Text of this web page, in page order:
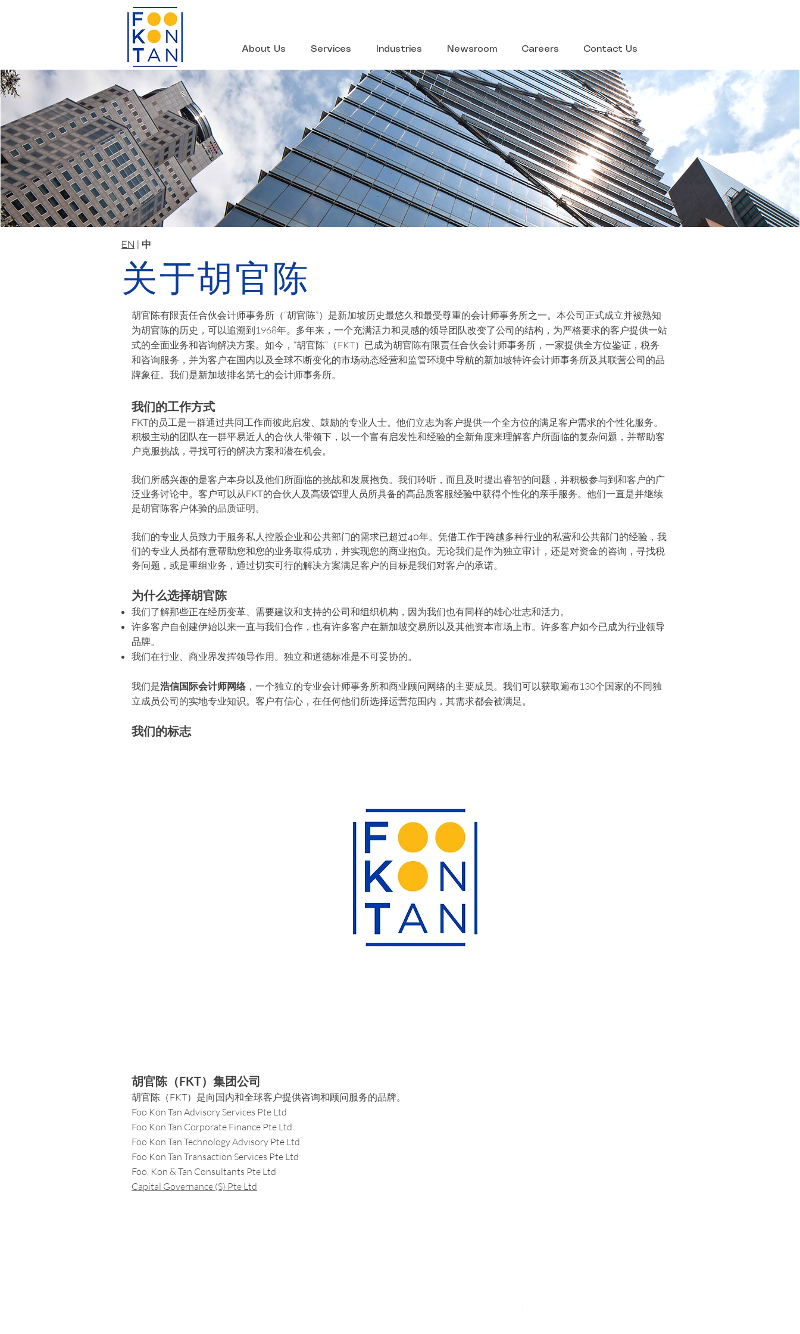
About Us Services Industries Newsroom Careers Contact Us
EN | 中
关于胡官陈
胡官陈有限责任合伙会计师事务所（“胡官陈”）是新加坡历史最悠久和最受尊重的会计师事务所之一。本公司正式成立并被熟知
为胡官陈的历史，可以追溯到1968年。多年来，一个充满活力和灵感的领导团队改变了公司的结构，为严格要求的客户提供一站
式的全面业务和咨询解决方案。如今，“胡官陈”（FKT）已成为胡官陈有限责任合伙会计师事务所，一家提供全方位鉴证，税务
和咨询服务，并为客户在国内以及全球不断变化的市场动态经营和监管环境中导航的新加坡特许会计师事务所及其联营公司的品
牌象征。我们是新加坡排名第七的会计师事务所。
我们的工作方式
FKT的员工是一群通过共同工作而彼此启发、鼓励的专业人士。他们立志为客户提供一个全方位的满足客户需求的个性化服务。
积极主动的团队在一群平易近人的合伙人带领下，以一个富有启发性和经验的全新角度来理解客户所面临的复杂问题，并帮助客
户克服挑战，寻找可行的解决方案和潜在机会。
我们所感兴趣的是客户本身以及他们所面临的挑战和发展抱负。我们聆听，而且及时提出睿智的问题，并积极参与到和客户的广
泛业务讨论中。客户可以从FKT的合伙人及高级管理人员所具备的高品质客服经验中获得个性化的亲手服务。他们一直是并继续
是胡官陈客户体验的品质证明。
我们的专业人员致力于服务私人控股企业和公共部门的需求已超过40年。凭借工作于跨越多种行业的私营和公共部门的经验，我
们的专业人员都有意帮助您和您的业务取得成功，并实现您的商业抱负。无论我们是作为独立审计，还是对资金的咨询，寻找税
务问题，或是重组业务，通过切实可行的解决方案满足客户的目标是我们对客户的承诺。
为什么选择胡官陈
我们了解那些正在经历变革、需要建议和支持的公司和组织机构，因为我们也有同样的雄心壮志和活力。
许多客户自创建伊始以来一直与我们合作，也有许多客户在新加坡交易所以及其他资本市场上市。许多客户如今已成为行业领导
品牌。
我们在行业、商业界发挥领导作用。独立和道德标准是不可妥协的。
我们是浩信国际会计师网络，一个独立的专业会计师事务所和商业顾问网络的主要成员。我们可以获取遍布130个国家的不同独
立成员公司的实地专业知识。客户有信心，在任何他们所选择运营范围内，其需求都会被满足。
我们的标志
胡官陈（FKT）集团公司
胡官陈（FKT）是向国内和全球客户提供咨询和顾问服务的品牌。
Foo Kon Tan Advisory Services Pte Ltd
Foo Kon Tan Corporate Finance Pte Ltd
Foo Kon Tan Technology Advisory Pte Ltd
Foo Kon Tan Transaction Services Pte Ltd
Foo, Kon & Tan Consultants Pte Ltd
Capital Governance (S) Pte Ltd